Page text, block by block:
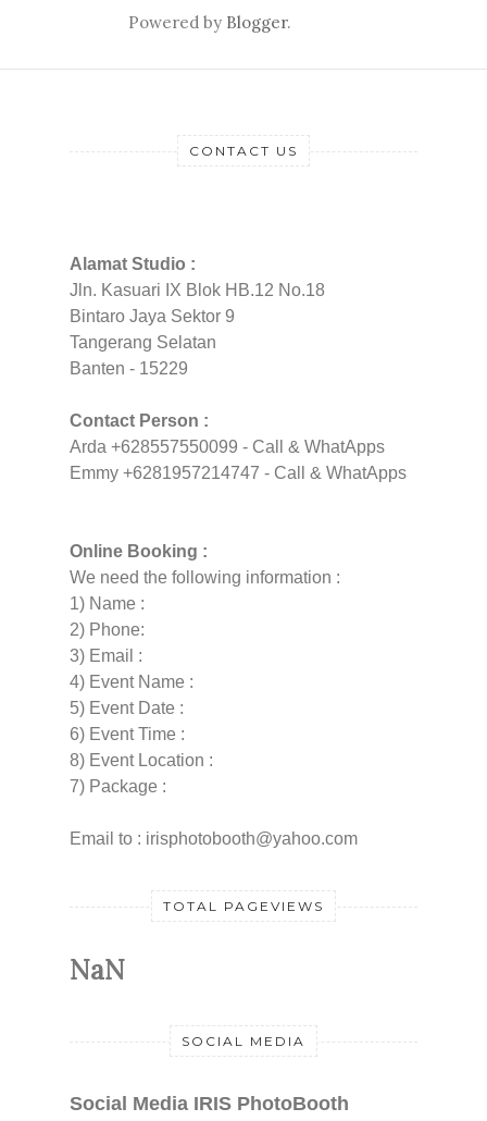
Powered by Blogger.
CONTACT US
Alamat Studio :
Jln. Kasuari IX Blok HB.12 No.18
Bintaro Jaya Sektor 9
Tangerang Selatan
Banten - 15229
Contact Person :
Arda +628557550099 - Call & WhatApps
Emmy +6281957214747 - Call & WhatApps
Online Booking :
We need the following information :
1) Name :
2) Phone:
3) Email :
4) Event Name :
5) Event Date :
6) Event Time :
8) Event Location :
7) Package :
Email to : irisphotobooth@yahoo.com
TOTAL PAGEVIEWS
NaN
SOCIAL MEDIA
Social Media IRIS PhotoBooth